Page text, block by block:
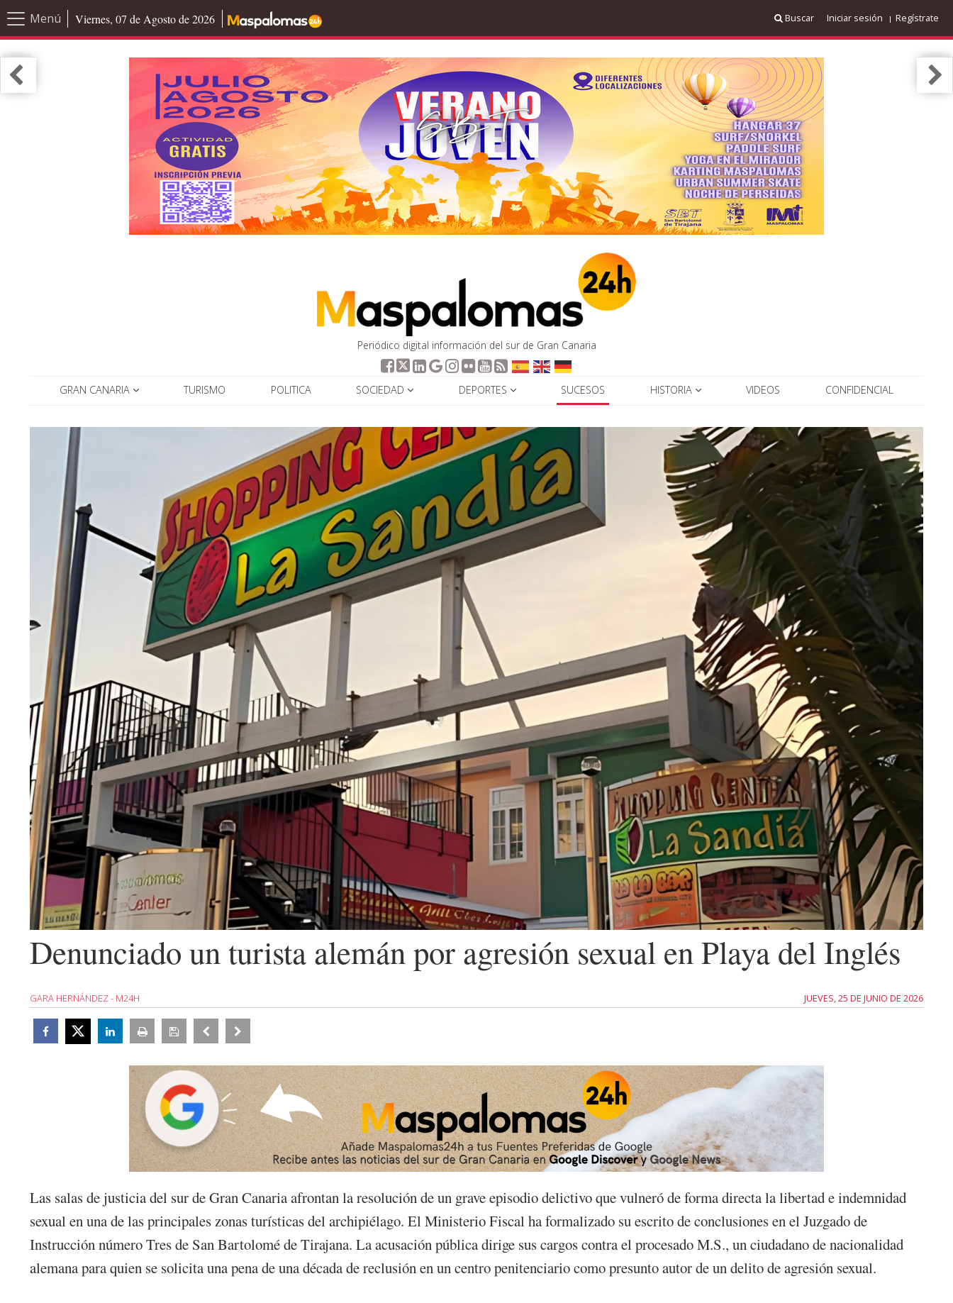
Menú Viernes, 07 de Agosto de 2026 Buscar Iniciar sesión Regístrate
Periódico digital información del sur de Gran Canaria
GRAN CANARIA TURISMO POLITICA SOCIEDAD DEPORTES SUCESOS HISTORIA VIDEOS CONFIDENCIAL
Denunciado un turista alemán por agresión sexual en Playa del Inglés
GARA HERNÁNDEZ - M24H JUEVES, 25 DE JUNIO DE 2026
Las salas de justicia del sur de Gran Canaria afrontan la resolución de un grave episodio delictivo que vulneró de forma directa la libertad e indemnidad
sexual en una de las principales zonas turísticas del archipiélago. El Ministerio Fiscal ha formalizado su escrito de conclusiones en el Juzgado de
Instrucción número Tres de San Bartolomé de Tirajana. La acusación pública dirige sus cargos contra el procesado M.S., un ciudadano de nacionalidad
alemana para quien se solicita una pena de una década de reclusión en un centro penitenciario como presunto autor de un delito de agresión sexual.